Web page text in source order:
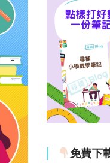
免費下